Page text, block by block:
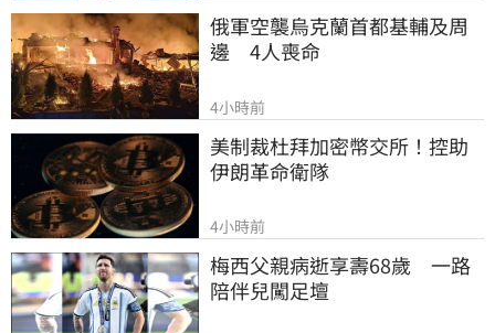
俄軍空襲烏克蘭首都基輔及周
邊　4人喪命
4小時前
美制裁杜拜加密幣交所！控助
伊朗革命衛隊
4小時前
梅西父親病逝享壽68歲　一路
陪伴兒闖足壇